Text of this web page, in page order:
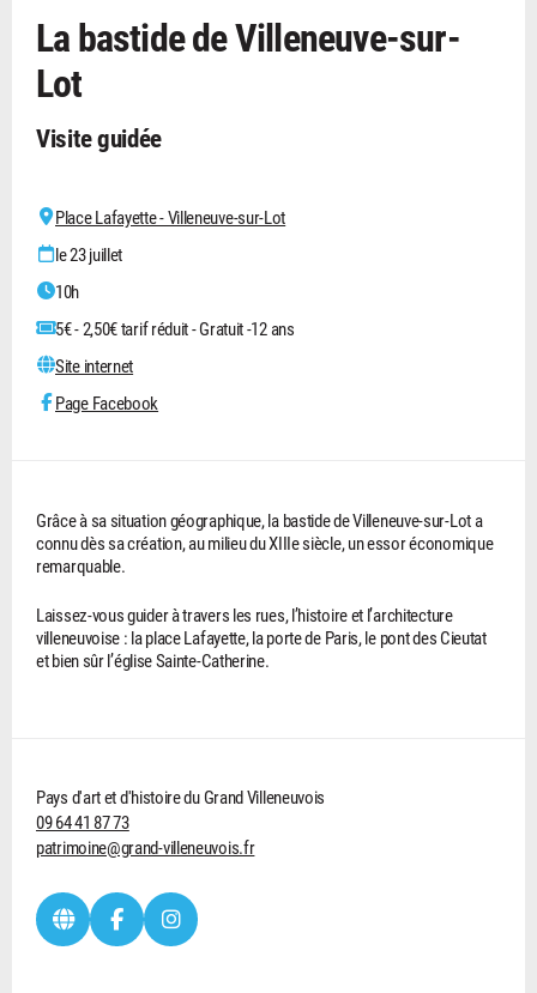
La bastide de Villeneuve-sur-
Lot
Visite guidée
Place Lafayette - Villeneuve-sur-Lot
le 23 juillet
10h
5€ - 2,50€ tarif réduit - Gratuit -12 ans
Site internet
Page Facebook
Grâce à sa situation géographique, la bastide de Villeneuve-sur-Lot a
connu dès sa création, au milieu du XIIIe siècle, un essor économique
remarquable.
Laissez-vous guider à travers les rues, l’histoire et l’architecture
villeneuvoise : la place Lafayette, la porte de Paris, le pont des Cieutat
et bien sûr l’église Sainte-Catherine.
Pays d'art et d'histoire du Grand Villeneuvois
09 64 41 87 73
patrimoine@grand-villeneuvois.fr